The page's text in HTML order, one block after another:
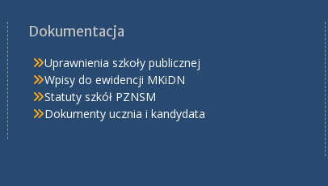
Dokumentacja
Uprawnienia szkoły publicznej
Wpisy do ewidencji MKiDN
Statuty szkół PZNSM
Dokumenty ucznia i kandydata